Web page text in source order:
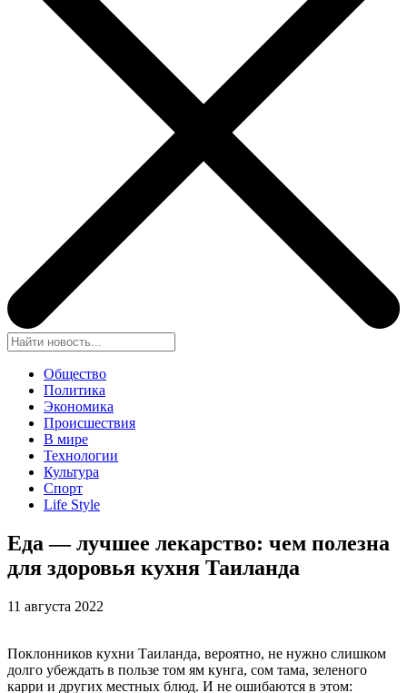
Общество
Политика
Экономика
Происшествия
В мире
Технологии
Культура
Спорт
Life Style
Еда — лучшее лекарство: чем полезна
для здоровья кухня Таиланда
11 августа 2022
Поклонников кухни Таиланда, вероятно, не нужно слишком
долго убеждать в пользе том ям кунга, сом тама, зеленого
карри и других местных блюд. И не ошибаются в этом: